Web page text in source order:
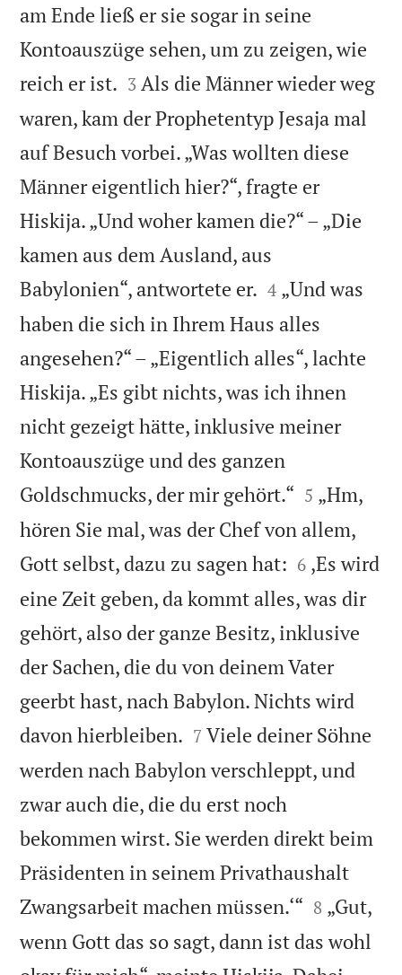
am Ende ließ er sie sogar in seine
Kontoauszüge sehen, um zu zeigen, wie
reich er ist. 

3 Als die Männer wieder weg
waren, kam der Prophetentyp Jesaja mal
auf Besuch vorbei. „Was wollten diese
Männer eigentlich hier?“, fragte er
Hiskija. „Und woher kamen die?“ – „Die
kamen aus dem Ausland, aus
Babylonien“, antwortete er. 

4 „Und was
haben die sich in Ihrem Haus alles
angesehen?“ – „Eigentlich alles“, lachte
Hiskija. „Es gibt nichts, was ich ihnen
nicht gezeigt hätte, inklusive meiner
Kontoauszüge und des ganzen
Goldschmucks, der mir gehört.“ 

5 „Hm,
hören Sie mal, was der Chef von allem,
Gott selbst, dazu zu sagen hat: 

6 ,Es wird
eine Zeit geben, da kommt alles, was dir
gehört, also der ganze Besitz, inklusive
der Sachen, die du von deinem Vater
geerbt hast, nach Babylon. Nichts wird
davon hierbleiben. 

7 Viele deiner Söhne
werden nach Babylon verschleppt, und
zwar auch die, die du erst noch
bekommen wirst. Sie werden direkt beim
Präsidenten in seinem Privathaushalt
Zwangsarbeit machen müssen.‘“ 

8 „Gut,
wenn Gott das so sagt, dann ist das wohl